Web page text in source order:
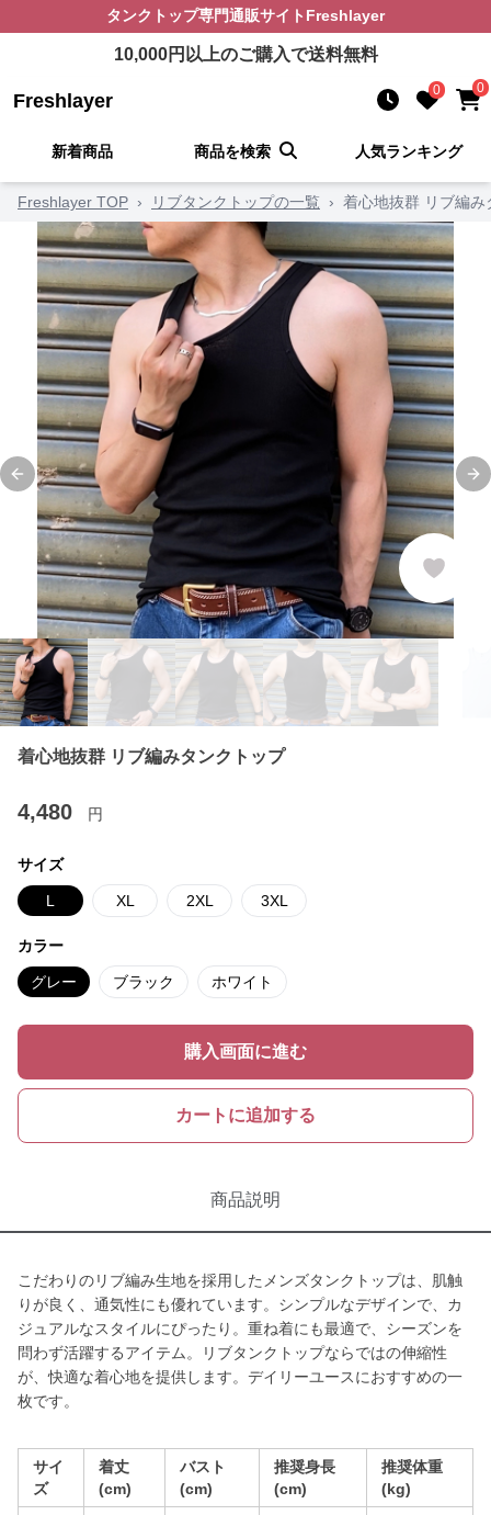
タンクトップ専門通販サイト Freshlayer
10,000円以上のご購入で送料無料
Freshlayer 0 0
新着商品 商品を検索 人気ランキング
Freshlayer TOP › リブタンクトップの一覧 › 着心地抜群 リブ編み
Previous slide
着心地抜群 リブ編みタンクトップ
4,480 円
サイズ
L XL 2XL 3XL
カラー
グレー ブラック ホワイト
購入画面に進む
カートに追加する
商品説明
こだわりのリブ編み生地を採用したメンズタンクトップは、肌触
りが良く、通気性にも優れています。シンプルなデザインで、カ
ジュアルなスタイルにぴったり。重ね着にも最適で、シーズンを
問わず活躍するアイテム。リブタンクトップならではの伸縮性
が、快適な着心地を提供します。デイリーユースにおすすめの一
枚です。
サイ
ズ
着丈
(cm)
バスト
(cm)
推奨身長
(cm)
推奨体重
(kg)